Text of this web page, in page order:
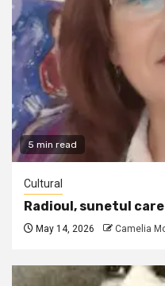
5 min read
Cultural
Radioul, sunetul
May 14, 2026 Camelia